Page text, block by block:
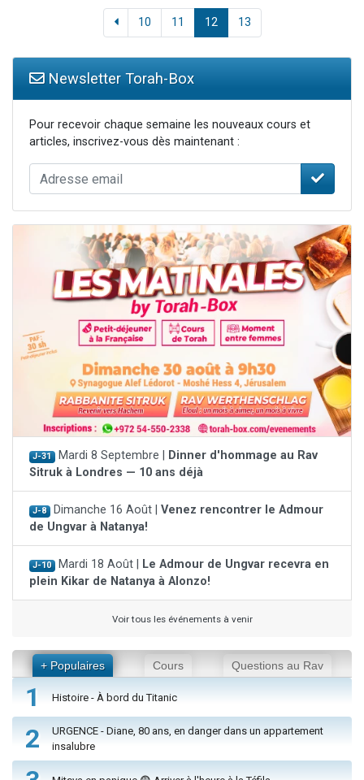
10 11 12 13
Newsletter Torah-Box
Pour recevoir chaque semaine les nouveaux cours et
articles, inscrivez-vous dès maintenant :
J-31 Mardi 8 Septembre |
Dinner d'hommage au Rav
Sitruk à Londres — 10 ans déjà
J-8 Dimanche 16 Août | Venez rencontrer le Admour
de Ungvar à Natanya!
J-10 Mardi 18 Août |
Le Admour de Ungvar recevra en
plein Kikar de Natanya à Alonzo!
Voir tous les événements à venir
+ Populaires Cours Questions au Rav
1 Histoire - À bord du Titanic
2
URGENCE - Diane, 80 ans, en danger dans un appartement
insalubre